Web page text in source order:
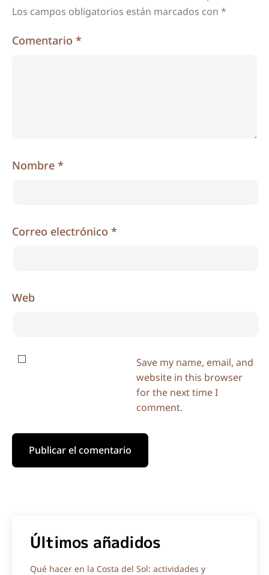
Los campos obligatorios están marcados con *
Comentario *
Nombre *
Correo electrónico *
Web
Save my name, email, and
website in this browser
for the next time I
comment.
Últimos añadidos
Qué hacer en la Costa del Sol: actividades y